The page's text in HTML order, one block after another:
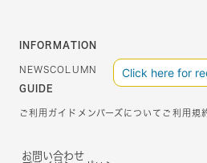
INFORMATION
NEWSCOLUMN
GUIDE
ご利用ガイド メンバーズについて ご利用規
お問い合わせ